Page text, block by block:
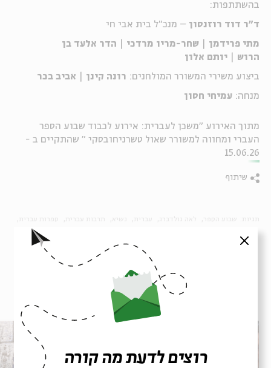
בהשתתפות:
ד"ר דוד רוזנסון – מנכ"ל בית אבי חי
מתי פרידמן שחר-מריו מרדכי
הדר אלעד בן
הרוש
יותם אלון
ביצוע משירי המשורר המולחנים: רונה קינן אביב בכר
מנחה: עמיחי חסון
מתוך האירוע "משכן לעברית: אירוע לכבוד שבוע הספר
העברי ומחווה למשורר שאול טשרניחובסקי " שהתקיים ב -
15.06.26
שיתוף
שירה עברית
פרקים נוספים בסדרה
סגור
רוצים לדעת מה קורה